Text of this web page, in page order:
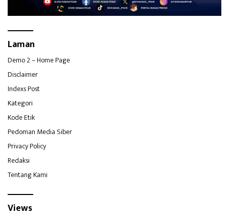
Laman
Demo 2 – Home Page
Disclaimer
Indexs Post
Kategori
Kode Etik
Pedoman Media Siber
Privacy Policy
Redaksi
Tentang Kami
Views